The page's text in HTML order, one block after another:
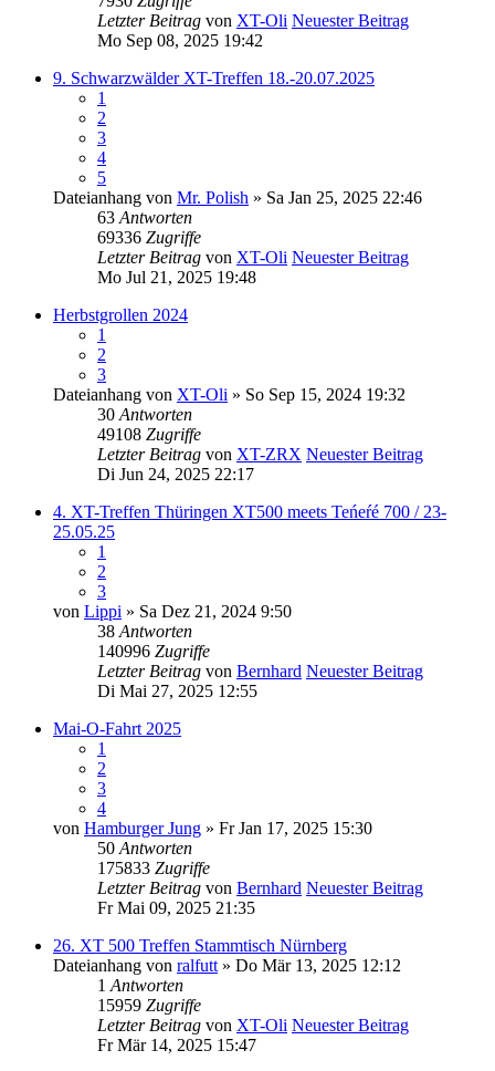
Letzter Beitrag von XT-Oli Neuester Beitrag
Mo Sep 08, 2025 19:42
9. Schwarzwälder XT-Treffen 18.-20.07.2025
1
2
3
4
5
Dateianhang von Mr. Polish » Sa Jan 25, 2025 22:46
63 Antworten
69336 Zugriffe
Letzter Beitrag von XT-Oli Neuester Beitrag
Mo Jul 21, 2025 19:48
Herbstgrollen 2024
1
2
3
Dateianhang von XT-Oli » So Sep 15, 2024 19:32
30 Antworten
49108 Zugriffe
Letzter Beitrag von XT-ZRX Neuester Beitrag
Di Jun 24, 2025 22:17
4. XT-Treffen Thüringen XT500 meets Teńeŕé 700 / 23-
25.05.25
1
2
3
von Lippi » Sa Dez 21, 2024 9:50
38 Antworten
140996 Zugriffe
Letzter Beitrag von Bernhard Neuester Beitrag
Di Mai 27, 2025 12:55
Mai-O-Fahrt 2025
1
2
3
4
von Hamburger Jung » Fr Jan 17, 2025 15:30
50 Antworten
175833 Zugriffe
Letzter Beitrag von Bernhard Neuester Beitrag
Fr Mai 09, 2025 21:35
26. XT 500 Treffen Stammtisch Nürnberg
Dateianhang von ralfutt » Do Mär 13, 2025 12:12
1 Antworten
15959 Zugriffe
Letzter Beitrag von XT-Oli Neuester Beitrag
Fr Mär 14, 2025 15:47